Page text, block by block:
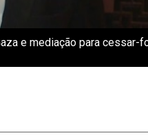
e mediação para cessar-